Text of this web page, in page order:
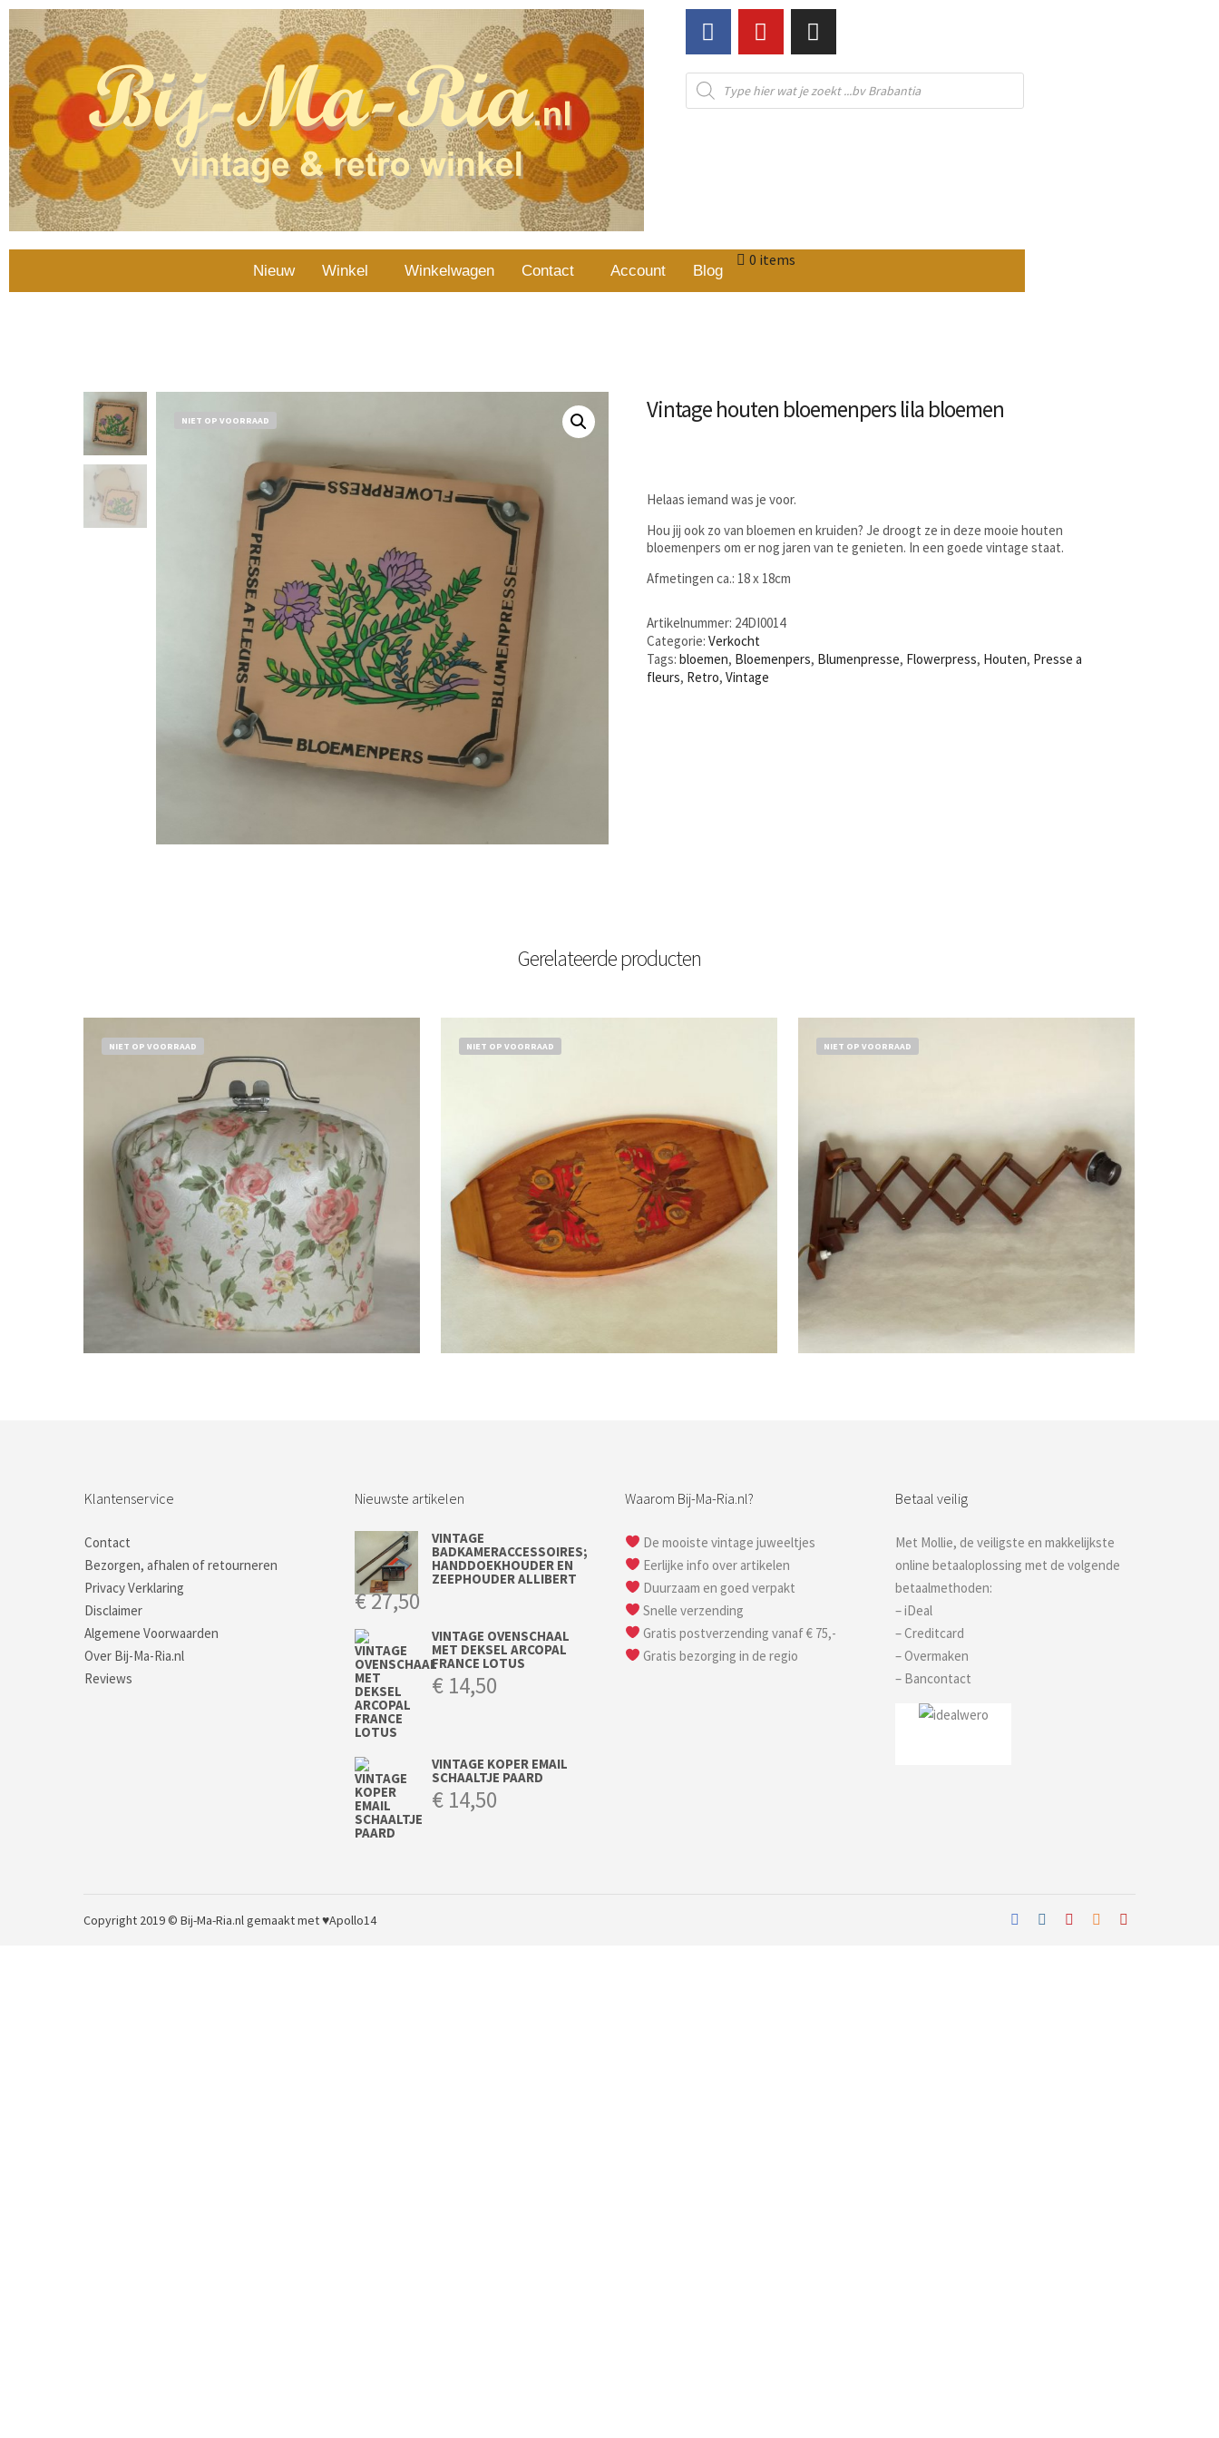
Nieuw Winkel Winkelwagen Contact Account Blog
0 items
NIET OP VOORRAAD Vintage houten bloemenpers lila bloemen
Helaas iemand was je voor.
Hou jij ook zo van bloemen en kruiden? Je droogt ze in deze mooie houten
bloemenpers om er nog jaren van te genieten. In een goede vintage staat.
Afmetingen ca.: 18 x 18cm
Artikelnummer: 24DI0014
Categorie:Verkocht
Tags:bloemen, Bloemenpers, Blumenpresse, Flowerpress, Houten, Presse a
fleurs, Retro,Vintage
Gerelateerde producten
NIET OP VOORRAAD NIET OP VOORRAAD NIET OP VOORRAAD
Klantenservice
Contact
Bezorgen, afhalen of retourneren
Privacy Verklaring
Disclaimer
Algemene Voorwaarden
Over Bij-Ma-Ria.nl
Reviews
Nieuwste artikelen
VINTAGE
BADKAMERACCESSOIRES;
HANDDOEKHOUDER EN
ZEEPHOUDER ALLIBERT
€27,50
VINTAGE OVENSCHAAL
MET DEKSEL ARCOPAL
FRANCE LOTUS
€ 14,50
VINTAGE KOPER EMAIL
SCHAALTJE PAARD
€ 14,50
Waarom Bij-Ma-Ria.nl?
De mooiste vintage juweeltjes
Eerlijke info over artikelen
Duurzaam en goed verpakt
Snelle verzending
Gratis postverzending vanaf € 75,-
Gratis bezorging in de regio
Betaal veilig
Met Mollie, de veiligste en makkelijkste
online betaaloplossing met de volgende
betaalmethoden:
– iDeal
– Creditcard
– Overmaken
– Bancontact
Copyright 2019 © Bij-Ma-Ria.nlgemaakt met ♥Apollo14